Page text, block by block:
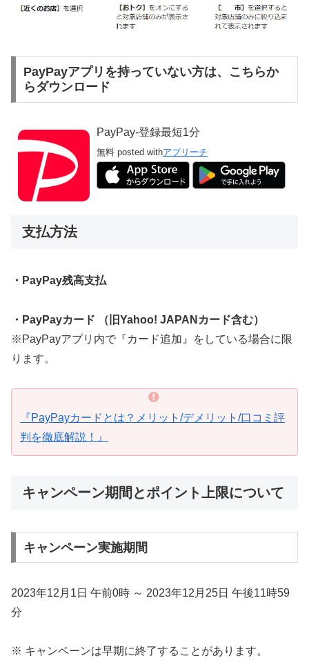
PayPayアプリを持っていない方は、こちらか
らダウンロード
PayPay-登録最短1分
無料 posted withアプリーチ
支払方法
・PayPay残高支払
・PayPayカード （旧Yahoo! JAPANカード含む）
※PayPayアプリ内で『カード追加』をしている場合に限
ります。
『PayPayカードとは？メリット/デメリット/口コミ評
判を徹底解説！』
キャンペーン期間とポイント上限について
キャンペーン実施期間
2023年12月1日 午前0時 ～ 2023年12月25日 午後11時59
分
※ キャンペーンは早期に終了することがあります。